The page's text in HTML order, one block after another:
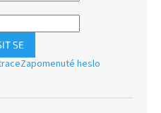
SE
Zapomenuté heslo